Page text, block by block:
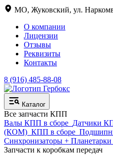
МО, Жуковский, ул.
О компании
Лицензии
Отзывы
Реквизиты
Контакты
8 (916) 485-88-08
Каталог
Все запчасти КПП
Валы КПП в сборе Датчики
(КОМ) КПП в сборе
Синхронизаторы + Планетарки
Запчасти к коробкам передач